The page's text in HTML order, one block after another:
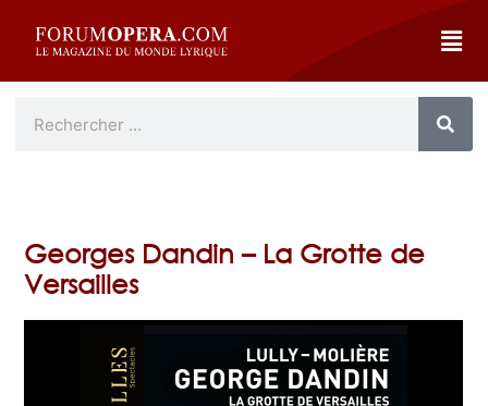
Georges Dandin – La Grotte de
Versailles